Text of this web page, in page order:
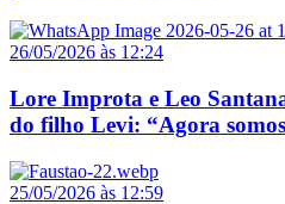
26/05/2026 às 12:24
Lore Improta e Leo
do filho Levi: “Agora
25/05/2026 às 12:59